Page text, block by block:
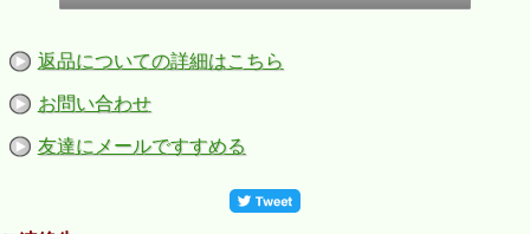
返品についての詳細はこちら
お問い合わせ
友達にメールですすめる